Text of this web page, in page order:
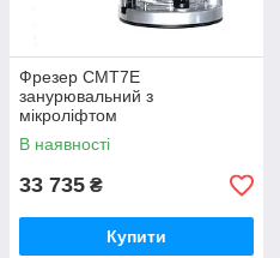
Фрезер CMT7E
занурювальний з
мікроліфтом
В наявності
33 735 ₴
Купити